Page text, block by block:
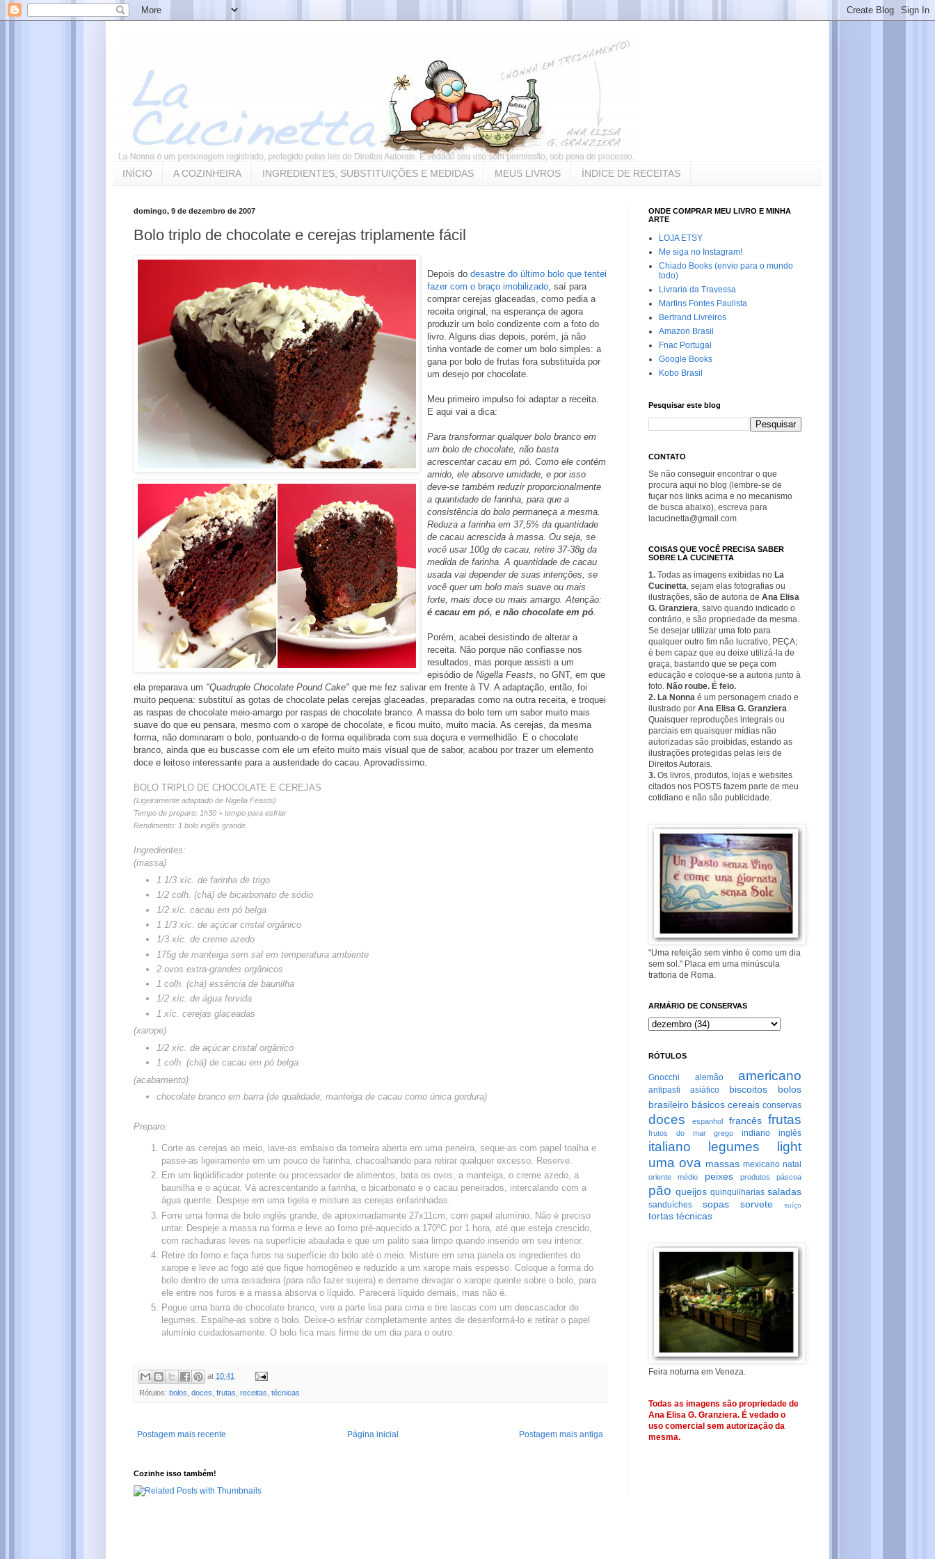
INÍCIO A COZINHEIRA INGREDIENTES, SUBSTITUIÇÕES E MEDIDAS MEUS LIVROS ÍNDICE DE RECEITAS
domingo, 9 de dezembro de 2007
Bolo triplo de chocolate e cerejas triplamente fácil
Depois do desastre do último bolo que tentei
fazer com o braço imobilizado, saí para
comprar cerejas glaceadas, como pedia a
receita original, na esperança de agora
produzir um bolo condizente com a foto do
livro. Alguns dias depois, porém, já não
tinha vontade de comer um bolo simples: a
gana por bolo de frutas fora substituída por
um desejo por chocolate.
Meu primeiro impulso foi adaptar a receita.
E aqui vai a dica:
Para transformar qualquer bolo branco em
um bolo de chocolate, não basta
acrescentar cacau em pó. Como ele contém
amido, ele absorve umidade, e por isso
deve-se também reduzir proporcionalmente
a quantidade de farinha, para que a
consistência do bolo permaneça a mesma.
Reduza a farinha em 37,5% da quantidade
de cacau acrescida à massa. Ou seja, se
você usar 100g de cacau, retire 37-38g da
medida de farinha. A quantidade de cacau
usada vai depender de suas intenções, se
você quer um bolo mais suave ou mais
forte, mais doce ou mais amargo. Atenção:
é cacau em pó, e não chocolate em pó.
Porém, acabei desistindo de alterar a
receita. Não porque não confiasse nos
resultados, mas porque assisti a um
episódio de Nigella Feasts, no GNT, em que
ela preparava um "Quadruple Chocolate Pound Cake" que me fez salivar em frente à TV. A adaptação, então, foi
muito pequena: substituí as gotas de chocolate pelas cerejas glaceadas, preparadas como na outra receita, e troquei
as raspas de chocolate meio-amargo por raspas de chocolate branco. A massa do bolo tem um sabor muito mais
suave do que eu pensara, mesmo com o xarope de chocolate, e ficou muito, muito macia. As cerejas, da mesma
forma, não dominaram o bolo, pontuando-o de forma equilibrada com sua doçura e vermelhidão. E o chocolate
branco, ainda que eu buscasse com ele um efeito muito mais visual que de sabor, acabou por trazer um elemento
doce e leitoso interessante para a austeridade do cacau. Aprovadíssimo.
BOLO TRIPLO DE CHOCOLATE E CEREJAS
(Ligeiramente adaptado de Nigella Feasts)
Tempo de preparo: 1h30 + tempo para esfriar
Rendimento: 1 bolo inglês grande
Ingredientes:
(massa)
1 1/3 xíc. de farinha de trigo
1/2 colh. (chá) de bicarbonato de sódio
1/2 xíc. cacau em pó belga
1 1/3 xíc. de açúcar cristal orgânico
1/3 xíc. de creme azedo
175g de manteiga sem sal em temperatura ambiente
2 ovos extra-grandes orgânicos
1 colh. (chá) essência de baunilha
1/2 xíc. de água fervida
1 xíc. cerejas glaceadas
(xarope)
1/2 xíc. de açúcar cristal orgânico
1 colh. (chá) de cacau em pó belga
(acabamento)
chocolate branco em barra (de qualidade; manteiga de cacau como única gordura)
Preparo:
Corte as cerejas ao meio, lave-as embaixo da torneira aberta em uma peneira, seque-as com papel toalha e
passe-as ligeiramente em um pouco de farinha, chacoalhando para retirar qualquer excesso. Reserve.
Em um liqüidificador potente ou processador de alimentos, bata os ovos, a manteiga, o creme azedo, a
baunilha e o açúcar. Vá acrescentando a farinha, o bicarbonato e o cacau peneirados, intercalando com a
água quente. Despeje em uma tigela e misture as cerejas enfarinhadas.
Forre uma forma de bolo inglês grande, de aproximadamente 27x11cm, com papel alumínio. Não é preciso
untar. Despeje a massa na forma e leve ao forno pré-aquecido a 170ºC por 1 hora, até que esteja crescido,
com rachaduras leves na superfície abaulada e que um palito saia limpo quando inserido em seu interior.
Retire do forno e faça furos na superfície do bolo até o meio. Misture em uma panela os ingredientes do
xarope e leve ao fogo até que fique homogêneo e reduzido a um xarope mais espesso. Coloque a forma do
bolo dentro de uma assadeira (para não fazer sujeira) e derrame devagar o xarope quente sobre o bolo, para
ele entre nos furos e a massa absorva o líquido. Parecerá líquido demais, mas não é.
Pegue uma barra de chocolate branco, vire a parte lisa para cima e tire lascas com um descascador de
legumes. Espalhe-as sobre o bolo. Deixe-o esfriar completamente antes de desenformá-lo e retirar o papel
alumínio cuidadosamente. O bolo fica mais firme de um dia para o outro.
at 10:41
Rótulos: bolos doces frutas receitas técnicas
Postagem mais recente Postagem mais antiga
Página inicial
Cozinhe isso também!
ONDE COMPRAR MEU LIVRO E MINHA
ARTE
LOJA ETSY
Me siga no Instagram!
Chiado Books (envio para o mundo
todo)
Livraria da Travessa
Martins Fontes Paulista
Bertrand Livreiros
Amazon Brasil
Fnac Portugal
Google Books
Kobo Brasil
Pesquisar este blog
CONTATO
Se não conseguir encontrar o que
procura aqui no blog (lembre-se de
fuçar nos links acima e no mecanismo
de busca abaixo), escreva para
lacucinetta@gmail.com
COISAS QUE VOCÊ PRECISA SABER
SOBRE LA CUCINETTA
1. Todas as imagens exibidas no La
Cucinetta , sejam elas fotografias ou
ilustrações, são de autoria de Ana Elisa
G. Granziera , salvo quando indicado o
contrário, e são propriedade da mesma.
Se desejar utilizar uma foto para
qualquer outro fim não lucrativo, PEÇA;
é bem capaz que eu deixe utilizá-la de
graça, bastando que se peça com
educação e coloque-se a autoria junto à
foto. Não roube. É feio.
2. La Nonna é um personagem criado e
ilustrado por Ana Elisa G. Granziera
Quaisquer reproduções integrais ou
parciais em quaisquer mídias não
autorizadas são proibidas, estando as
ilustrações protegidas pelas leis de
Direitos Autorais.
3. Os livros, produtos, lojas e websites
citados nos POSTS fazem parte de meu
cotidiano e não são publicidade.
"Uma refeição sem vinho é como um dia
sem sol." Placa em uma minúscula
trattoria de Roma.
ARMÁRIO DE CONSERVAS
RÓTULOS
Gnocchi alemão americano
antipasti asiático biscoitos
bolos
brasileiro básicos cereais conservas
doces espanhol francês frutas
frutos do mar grego indiano inglês
italiano legumes
light
uma ova massas mexicano natal
oriente médio peixes produtos páscoa
pão queijos quinquilharias saladas
sanduíches sopas sorvete suíço
tortas técnicas
Feira noturna em Veneza.
Todas as imagens são propriedade de
Ana Elisa G. Granziera. É vedado o
uso comercial sem autorização da
mesma.